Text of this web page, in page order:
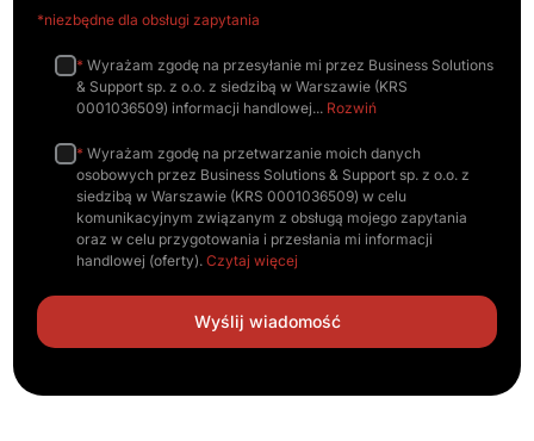
*niezbędne dla obsługi zapytania
* Wyrażam zgodę na przesyłanie mi przez Business Solutions
& Support sp. z o.o. z siedzibą w Warszawie (KRS
0001036509) informacji handlowej
Rozwiń
* Wyrażam zgodę na przetwarzanie moich danych
osobowych przez Business Solutions & Support sp. z o.o. z
siedzibą w Warszawie (KRS 0001036509) w celu
komunikacyjnym związanym z obsługą mojego zapytania
oraz w celu przygotowania i przesłania mi informacji
handlowej (oferty).Czytaj więcej